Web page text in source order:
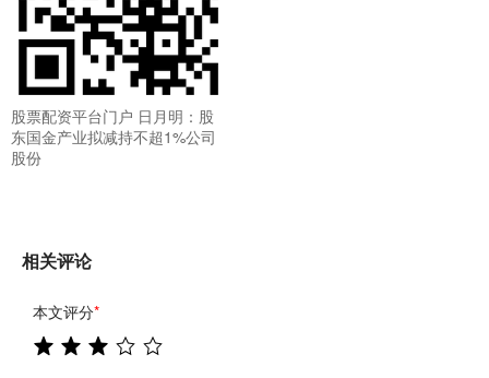
股票配资平台门户 日月明：股
东国金产业拟减持不超1%公司
股份
相关评论
本文评分*